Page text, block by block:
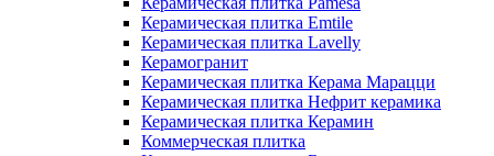
Керамическая плитка Emtile
Керамическая плитка Lavelly
Керамогранит
Керамическая плитка Керама Марацци
Керамическая плитка Нефрит керамика
Керамическая плитка Керамин
Коммерческая плитка